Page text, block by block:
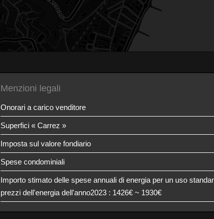
Menzioni legali
Onorari a carico venditore
Superfici « Carrez »
Imposta sul valore fondiario
Spese condominiali
Importo stimato delle spese annuali di energia per un uso
prezzi dell'energia dell'anno2023 : 1426€ ~ 1930€